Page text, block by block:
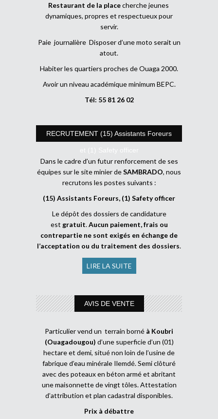
Restaurant de la placecherche jeunes
dynamiques, propres et respectueux pour
servir.
Paie journalière Disposer d’une moto serait un
atout.
Habiter les quartiers proches de Ouaga 2000.
Avoir un niveau académique minimum BEPC.
Tél: 55 81 26 02
RECRUTEMENT (15) Assistants Foreurs
et (1) Safety officer
Dans le cadre d’un futur renforcement de ses
équipes sur le site minier deSAMBRADO, nous
recrutons les postes suivants :
(15) Assistants Foreurs, (1) Safety officer
Le dépôt des dossiers de candidature
est gratuit.Aucun paiement, frais ou
contrepartie ne sont exigés en échange de
l’acceptation ou du traitement des dossiers.
LIRE LA SUITE
AVIS DE VENTE
Particulier vend un terrain borné à Koubri
(Ouagadougou) d’une superficie d’un (01)
hectare et demi, situé non loin de l’usine de
fabrique d’eau minérale Ilemdé. Semi clôturé
avec des poteaux en béton armé et abritant
une maisonnette de vingt tôles. Attestation
d’attribution et plan cadastral disponibles.
Prix à débattre